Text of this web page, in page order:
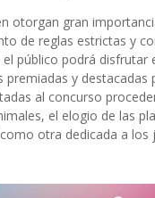
otorgan gran
de reglas estrictas y
público podrá disfrutar
premiadas y
al concurso
el elogio de las
otra dedicada a los